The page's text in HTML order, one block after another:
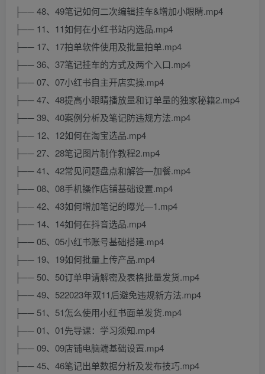
├── 48、49笔记如何二次编辑挂车&增加小眼睛.mp4
├── 11、11如何在小红书站内选品.mp4
├── 17、17拍单软件使用及批量拍单.mp4
├── 36、37笔记挂车的方式及两个入口.mp4
├── 07、07小红书自主开店实操.mp4
├── 47、48提高小眼睛播放量和订单量的独家秘籍2.mp4
├── 39、40案例分析及笔记防违规方法.mp4
├── 12、12如何在淘宝选品.mp4
├── 27、28笔记图片制作教程2.mp4
├── 41、42常见问题盘点和解答—加餐.mp4
├── 08、08手机操作店铺基础设置.mp4
├── 42、43如何增加笔记的曝光—1.mp4
├── 14、14如何在抖音选品.mp4
├── 05、05小红书账号基础搭建.mp4
├── 19、19如何批量上传产品.mp4
├── 50、50订单申请解密及表格批量发货.mp4
├── 49、522023年双11后避免违规新方法.mp4
├── 51、51怎么使用小红书面单发货.mp4
├── 01、01先导课：学习须知.mp4
├── 09、09店铺电脑端基础设置.mp4
├── 45、46笔记出单数据分析及发布技巧.mp4